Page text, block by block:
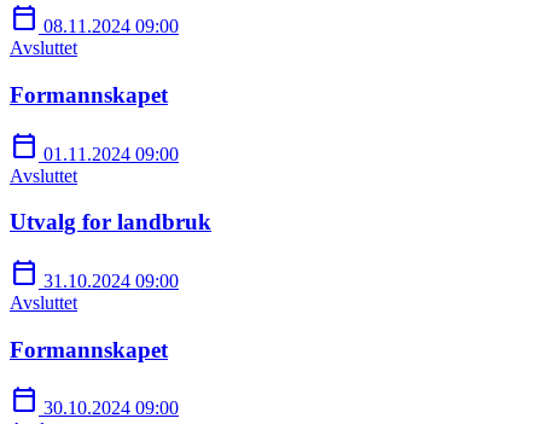
calendar_today 08.11.2024 09:00
Avsluttet
Formannskapet
calendar_today 01.11.2024 09:00
Avsluttet
Utvalg for landbruk
calendar_today 31.10.2024 09:00
Avsluttet
Formannskapet
calendar_today 30.10.2024 09:00